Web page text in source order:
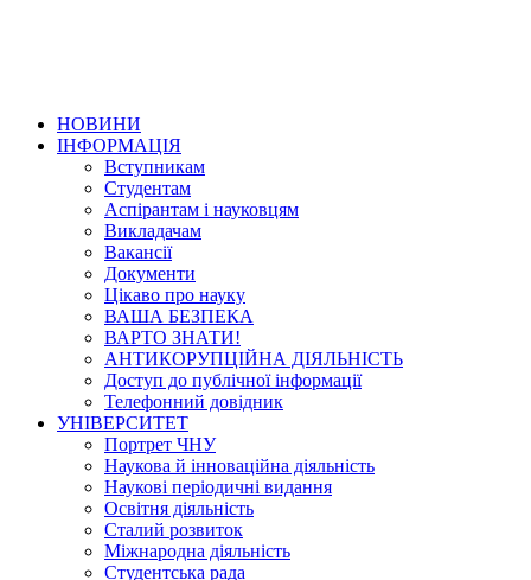
НОВИНИ
ІНФОРМАЦІЯ
Вступникам
Студентам
Аспірантам і науковцям
Викладачам
Вакансії
Документи
Цікаво про науку
ВАША БЕЗПЕКА
ВАРТО ЗНАТИ!
АНТИКОРУПЦІЙНА ДІЯЛЬНІСТЬ
Доступ до публічної інформації
Телефонний довідник
УНІВЕРСИТЕТ
Портрет ЧНУ
Наукова й інноваційна діяльність
Наукові періодичні видання
Освітня діяльність
Сталий розвиток
Міжнародна діяльність
Студентська рада